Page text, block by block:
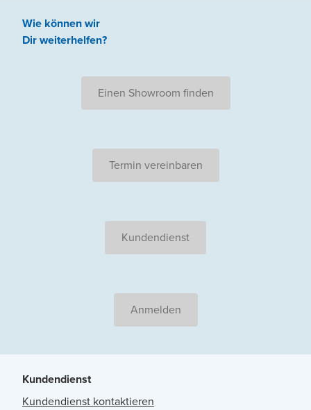
Wie können wir
Dir weiterhelfen?
Einen Showroom finden
Termin vereinbaren
Kundendienst
Anmelden
Kundendienst
Kundendienst kontaktieren